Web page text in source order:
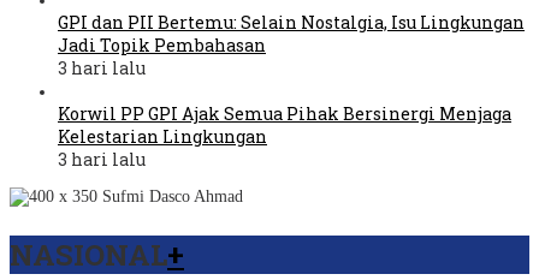
GPI dan PII Bertemu: Selain Nostalgia, Isu Lingkungan
Jadi Topik Pembahasan
3 hari lalu
Korwil PP GPI Ajak Semua Pihak Bersinergi Menjaga
Kelestarian Lingkungan
3 hari lalu
NASIONAL+